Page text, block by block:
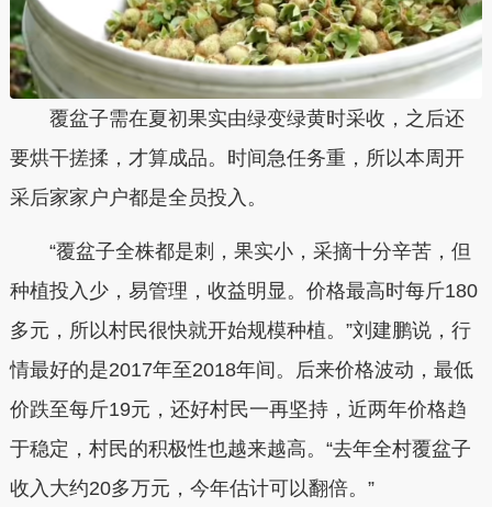
覆盆子需在夏初果实由绿变绿黄时采收，之后还
要烘干搓揉，才算成品。时间急任务重，所以本周开
采后家家户户都是全员投入。
“覆盆子全株都是刺，果实小，采摘十分辛苦，但
种植投入少，易管理，收益明显。价格最高时每斤180
多元，所以村民很快就开始规模种植。”刘建鹏说，行
情最好的是2017年至2018年间。后来价格波动，最低
价跌至每斤19元，还好村民一再坚持，近两年价格趋
于稳定，村民的积极性也越来越高。“去年全村覆盆子
收入大约20多万元，今年估计可以翻倍。”